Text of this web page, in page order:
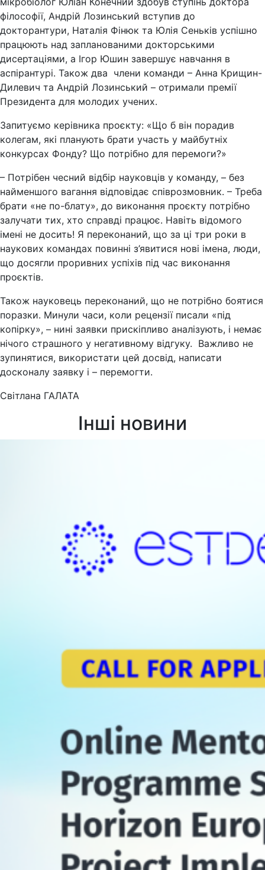
філософії, Андрій Лозинський вступив до
докторантури, Наталія Фінюк та Юлія Сеньків успішно
працюють над запланованими докторськими
дисертаціями, а Ігор Юшин завершує навчання в
аспірантурі. Також два члени команди – Анна Крищин-
Дилевич та Андрій Лозинський – отримали премії
Президента для молодих учених.
Запитуємо керівника проєкту: «Що б він порадив
колегам, які планують брати участь у майбутніх
конкурсах Фонду? Що потрібно для перемоги?»
– Потрібен чесний відбір науковців у команду, – без
найменшого вагання відповідає співрозмовник. – Треба
брати «не по-блату», до виконання проєкту потрібно
залучати тих, хто справді працює. Навіть відомого
імені не досить! Я переконаний, що за ці три роки в
наукових командах повинні з’явитися нові імена, люди,
що досягли проривних успіхів під час виконання
проєктів.
Також науковець переконаний, що не потрібно боятися
поразки. Минули часи, коли рецензії писали «під
копірку», – нині заявки прискіпливо аналізують, і немає
нічого страшного у негативному відгуку. Важливо не
зупинятися, використати цей досвід, написати
досконалу заявку і – перемогти.
Світлана ГАЛАТА
Інші новини